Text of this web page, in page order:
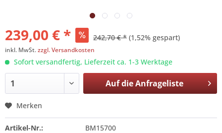
239,00 € * 242,70 € * (1,52% gespart)
inkl. MwSt.zzgl. Versandkosten
Sofort versandfertig, Lieferzeit ca. 1-3 Werktage
Auf dieAnfrageliste
Merken
Artikel-Nr.: BM15700